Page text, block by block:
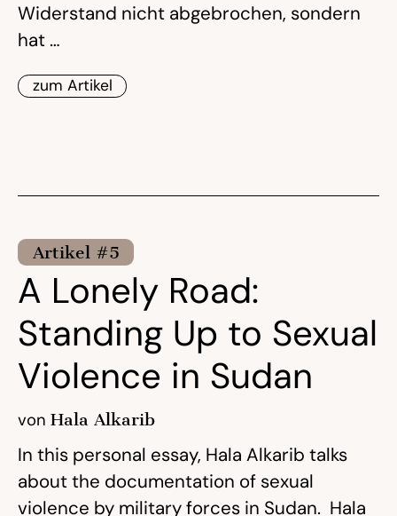
Widerstand nicht abgebrochen, sondern
hat …
zum Artikel
Artikel #5
A Lonely Road:
Standing Up to Sexual
Violence in Sudan
von Hala Alkarib
In this personal essay, Hala Alkarib talks
about the documentation of sexual
violence by military forces in Sudan. Hala